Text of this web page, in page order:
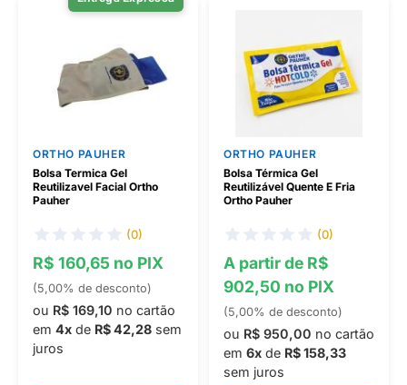
ORTHO PAUHER
Bolsa Termica Gel
Reutilizavel Facial Ortho
Pauher
(0)
R$ 160,65 no PIX
(5,00% de desconto)
ou R$ 169,10 no cartão
em 4x de R$ 42,28 sem
juros
ORTHO PAUHER
Bolsa Térmica Gel
Reutilizável Quente E Fria
Ortho Pauher
(0)
A partir de R$
902,50 no PIX
(5,00% de desconto)
ou R$ 950,00 no cartão
em 6x de R$ 158,33
sem juros